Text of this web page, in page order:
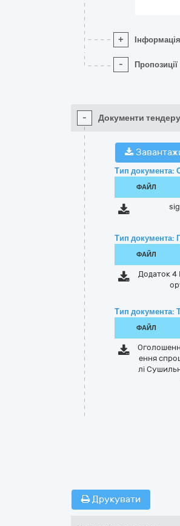
+
- Пропозиції
- Документи тендеру
Тип документа:
ФАЙЛ
Тип документа:
ФАЙЛ
Додаток 4
Тип документа:
ФАЙЛ
ення
лі
Друкувати